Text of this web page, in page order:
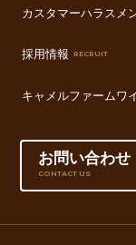
カスタマーハラスメ
採用情報 RECRUIT
キャメルファームワ
お問い合わせ
CONTACT US